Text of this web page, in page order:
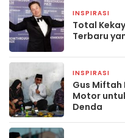
INSPIRASI
Total
Terbaru
INSPIRASI
Gus Miftah
Motor
Denda